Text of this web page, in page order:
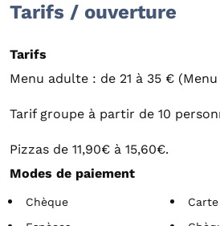
Tarifs / ouverture
Tarifs
Menu adulte : de 21 à 35 €
Tarif groupe à partir de 10
Pizzas de 11,90€ à 15,60€.
Modes de paiement
Chèque